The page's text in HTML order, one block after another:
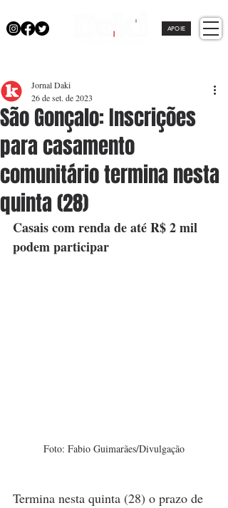
APOIE
São Gonçalo: Inscrições
para casamento
comunitário termina nesta
quinta (28)
Jornal Daki
26 de set. de 2023
Casais com renda de até R$ 2 mil
podem participar
Foto: Fabio Guimarães/Divulgação
Termina nesta quinta (28) o prazo de